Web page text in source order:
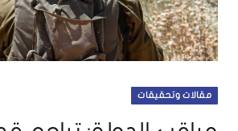
مقالات وتحقيقات